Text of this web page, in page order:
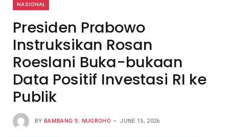
NASIONAL
Presiden Prabowo
Instruksikan Rosan
Roeslani Buka-bukaan
Data Positif Investasi RI ke
Publik
BY BAMBANG S. NUGROHO JUNE 15, 2026